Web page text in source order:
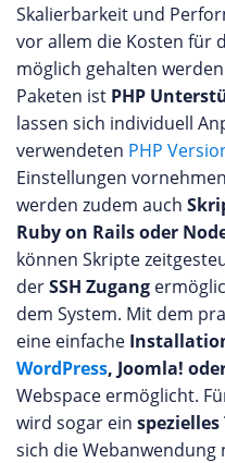
Skalierbarkeit und
vor allem die Kosten für
möglich gehalten
Paketen ist PHP
lassen sich individuell
verwendeten PHP
Einstellungen
werden zudem auch
Ruby on Rails oder
können Skripte
derSSH Zugang
dem System. Mit dem
eine einfache
WordPress, Joomla!
Webspace ermöglicht.
wird sogar ein
sich die